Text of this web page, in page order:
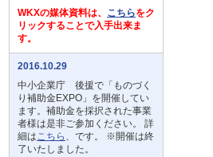
WKXの媒体資料は、 こちらをク
リックすることで入手出来ま
す。
2016.10.29
中小企業庁 後援で「ものづく
り補助金EXPO」を開催してい
ます。補助金を採択された事業
者様は是非ご参加ください。 詳
細はこちら 、です。 ※開催は終
了いたしました。